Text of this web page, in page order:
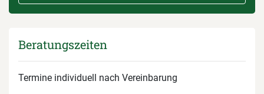
Beratungszeiten
Termine individuell nach Vereinbarung